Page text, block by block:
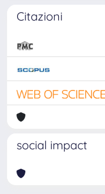
Citazioni
social impact